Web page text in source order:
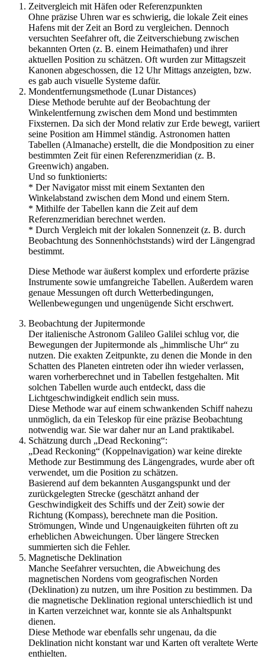
Zeitvergleich mit Häfen oder Referenzpunkten
Ohne präzise Uhren war es schwierig, die lokale Zeit eines
Hafens mit der Zeit an Bord zu vergleichen. Dennoch
versuchten Seefahrer oft, die Zeitverschiebung zwischen
bekannten Orten (z. B. einem Heimathafen) und ihrer
aktuellen Position zu schätzen. Oft wurden zur Mittagszeit
Kanonen abgeschossen, die 12 Uhr Mittags anzeigten, bzw.
es gab auch visuelle Systeme dafür.
Mondentfernungsmethode (Lunar Distances)
Diese Methode beruhte auf der Beobachtung der
Winkelentfernung zwischen dem Mond und bestimmten
Fixsternen. Da sich der Mond relativ zur Erde bewegt, variiert
seine Position am Himmel ständig. Astronomen hatten
Tabellen (Almanache) erstellt, die die Mondposition zu einer
bestimmten Zeit für einen Referenzmeridian (z. B.
Greenwich) angaben.
Und so funktionierts:
* Der Navigator misst mit einem Sextanten den
Winkelabstand zwischen dem Mond und einem Stern.
* Mithilfe der Tabellen kann die Zeit auf dem
Referenzmeridian berechnet werden.
* Durch Vergleich mit der lokalen Sonnenzeit (z. B. durch
Beobachtung des Sonnenhöchststands) wird der Längengrad
bestimmt.
Diese Methode war äußerst komplex und erforderte präzise
Instrumente sowie umfangreiche Tabellen. Außerdem waren
genaue Messungen oft durch Wetterbedingungen,
Wellenbewegungen und ungenügende Sicht erschwert.
Beobachtung der Jupitermonde
Der italienische Astronom Galileo Galilei schlug vor, die
Bewegungen der Jupitermonde als „himmlische Uhr“ zu
nutzen. Die exakten Zeitpunkte, zu denen die Monde in den
Schatten des Planeten eintreten oder ihn wieder verlassen,
waren vorherberechnet und in Tabellen festgehalten. Mit
solchen Tabellen wurde auch entdeckt, dass die
Lichtgeschwindigkeit endlich sein muss.
Diese Methode war auf einem schwankenden Schiff nahezu
unmöglich, da ein Teleskop für eine präzise Beobachtung
notwendig war. Sie war daher nur an Land praktikabel.
Schätzung durch „Dead Reckoning“:
„Dead Reckoning“ (Koppelnavigation) war keine direkte
Methode zur Bestimmung des Längengrades, wurde aber oft
verwendet, um die Position zu schätzen.
Basierend auf dem bekannten Ausgangspunkt und der
zurückgelegten Strecke (geschätzt anhand der
Geschwindigkeit des Schiffs und der Zeit) sowie der
Richtung (Kompass), berechnete man die Position.
Strömungen, Winde und Ungenauigkeiten führten oft zu
erheblichen Abweichungen. Über längere Strecken
summierten sich die Fehler.
Magnetische Deklination
Manche Seefahrer versuchten, die Abweichung des
magnetischen Nordens vom geografischen Norden
(Deklination) zu nutzen, um ihre Position zu bestimmen. Da
die magnetische Deklination regional unterschiedlich ist und
in Karten verzeichnet war, konnte sie als Anhaltspunkt
dienen.
Diese Methode war ebenfalls sehr ungenau, da die
Deklination nicht konstant war und Karten oft veraltete Werte
enthielten.